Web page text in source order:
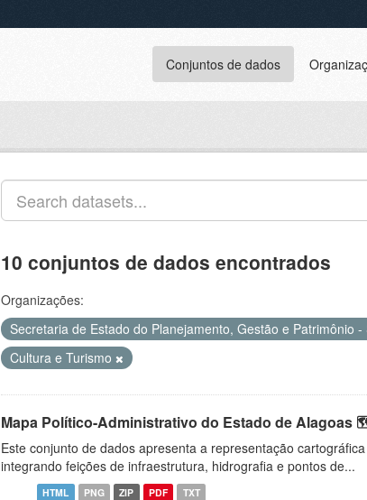
Conjuntos de dados
10 conjuntos de dados encontrados
Organizações:
Secretaria de Estado do Planejamento, Gestão e Patrimônio -
Cultura e Turismo
Mapa Político-Administrativo do Estado de Alagoas
Este conjunto de dados apresenta a representação
integrando feições de infraestrutura, hidrografia e pontos de...
HTML PNG ZIP PDF TXT